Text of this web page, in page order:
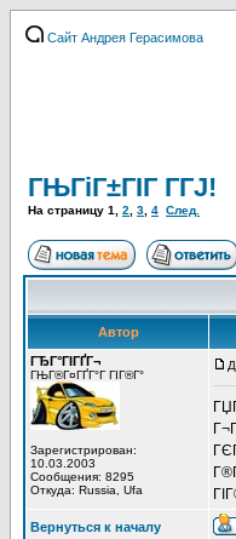
Сайт Андрея Герасимова
ГЊГіГ±ГІГ Г­ГЈ!
На страницу 1 2 3 4 След.
Автор
ГЂГ°ГІГҐГ¬
ГЊГ®Г¤ГҐГ°Г ГІГ®Г°
Зарегистрирован:
10.03.2003
Сообщения: 8295
Откуда: Russia, Ufa
Вернуться к началу